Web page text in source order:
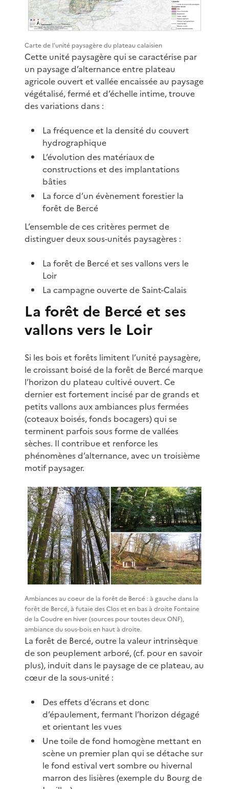
Carte de l'unité paysagère du plateau calaisien
Cette unité paysagère qui se caractérise par
un paysage d’alternance entre plateau
agricole ouvert et vallée encaissée au paysage
végétalisé, fermé et d’échelle intime, trouve
des variations dans :
La fréquence et la densité du couvert
hydrographique
L’évolution des matériaux de
constructions et des implantations
bâties
La force d’un évènement forestier la
forêt de Bercé
L’ensemble de ces critères permet de
distinguer deux sous-unités paysagères :
La forêt de Bercé et ses vallons vers le
Loir
La campagne ouverte de Saint-Calais
La forêt de Bercé et ses
vallons vers le Loir
Si les bois et forêts limitent l’unité paysagère,
le croissant boisé de la forêt de Bercé marque
l’horizon du plateau cultivé ouvert. Ce
dernier est fortement incisé par de grands et
petits vallons aux ambiances plus fermées
(coteaux boisés, fonds bocagers) qui se
terminent parfois sous forme de vallées
sèches. Il contribue et renforce les
phénomènes d’alternance, avec un troisième
motif paysager.
Ambiances au coeur de la forêt de Bercé : à gauche dans la
forêt de Bercé, à futaie des Clos et en bas à droite Fontaine
de la Coudre en hiver (sources pour toutes deux ONF),
ambiance du sous-bois en haut à droite.
La forêt de Bercé, outre la valeur intrinsèque
de son peuplement arboré, (cf. pour en savoir
plus), induit dans le paysage de ce plateau, au
cœur de la sous-unité :
Des effets d’écrans et donc
d’épaulement, fermant l’horizon dégagé
et orientant les vues
Une toile de fond homogène mettant en
scène un premier plan qui se détache sur
le fond estival vert sombre ou hivernal
marron des lisières (exemple du Bourg de